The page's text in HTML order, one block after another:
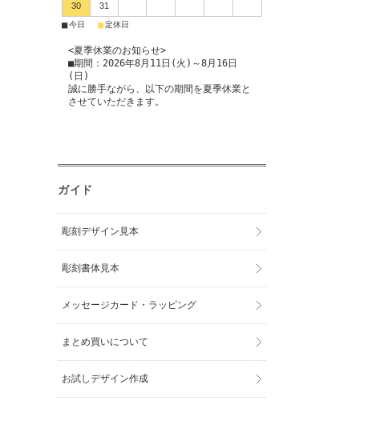
30 31
■今日 ■定休日
<夏季休業のお知らせ>
■期間：2026年8月11日(火)～8月16日
(日)
誠に勝手ながら、以下の期間を夏季休業と
させていただきます。
ガイド
彫刻デザイン見本
彫刻書体見本
メッセージカード・ラッピング
まとめ買いについて
お試しデザイン作成